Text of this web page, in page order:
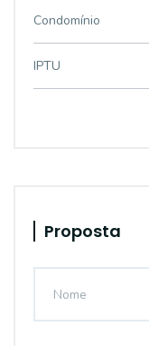
Condomínio
IPTU
Proposta